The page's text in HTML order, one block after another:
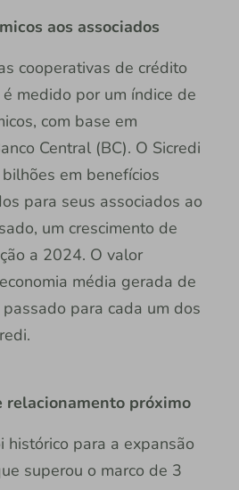
aos associados
cooperativas de crédito
medido por um índice de
com base em
Central (BC). O Sicredi
em benefícios
para seus associados ao
um crescimento de
a 2024. O valor
média gerada de
para cada um dos
relacionamento próximo
para a expansão
superou o marco de 3